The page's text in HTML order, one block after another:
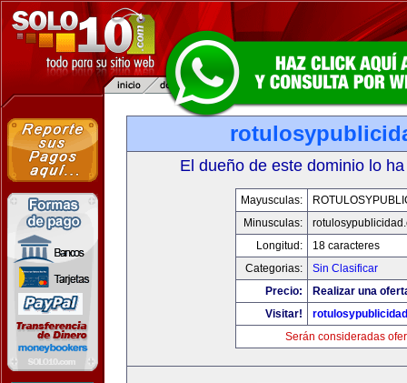
El dueño de este dominio lo
Mayusculas:
Minusculas:
Longitud:
18 caracteres
Categorias:
Sin Clasificar
Precio:
Realizar una
Visitar!
Serán consideradas